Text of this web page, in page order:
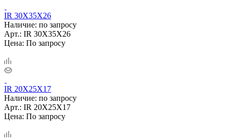
IR 30X35X26
Наличие: по запросу
Арт.: IR 30X35X26
Цена: По запросу
IR 20X25X17
Наличие: по запросу
Арт.: IR 20X25X17
Цена: По запросу